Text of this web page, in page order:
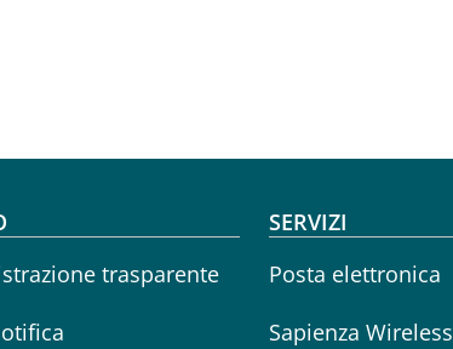
menu
trasparente
SERVIZI
Posta elettronica
Sapienza Wireless